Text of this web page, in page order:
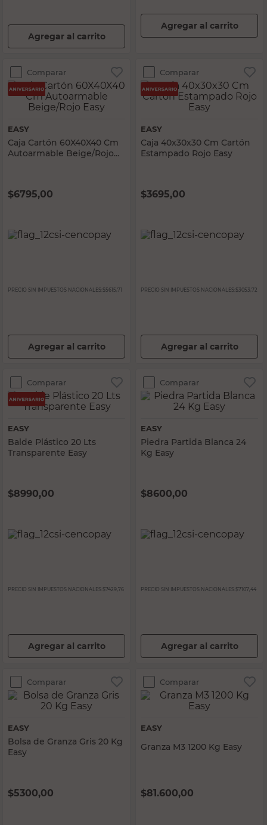
Agregar al carrito
Agregar al carrito
Comparar
EASY
Caja Cartón 60X40X40 Cm
Autoarmable Beige/Rojo
$6795,00
PRECIO SIN IMPUESTOS NACIONALES: $5615,71
Agregar al carrito
Comparar
EASY
Caja 40x30x30 Cm Cartón
Estampado Rojo Easy
$3695,00
PRECIO SIN IMPUESTOS NACIONALES: $3053,72
Agregar al carrito
Comparar
EASY
Balde Plástico 20 Lts
Transparente Easy
$8990,00
PRECIO SIN IMPUESTOS NACIONALES: $7429,76
Agregar al carrito
Comparar
EASY
Piedra Partida Blanca 24
Kg Easy
$8600,00
PRECIO SIN IMPUESTOS NACIONALES: $7107,44
Agregar al carrito
Comparar
EASY
Bolsa de Granza Gris 20 Kg
Easy
$5300,00
Comparar
EASY
Granza M3 1200 Kg Easy
$81.600,00